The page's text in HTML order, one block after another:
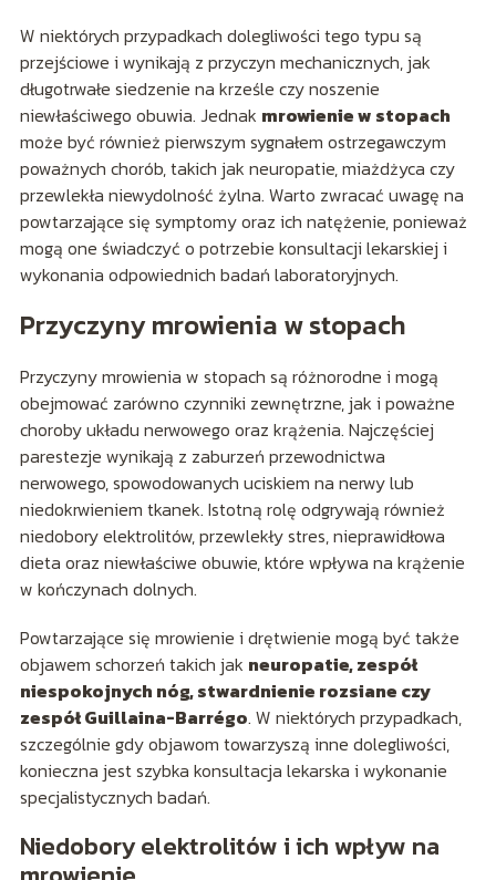
W niektórych przypadkach dolegliwości tego typu są
przejściowe i wynikają z przyczyn mechanicznych, jak
długotrwałe siedzenie na krześle czy noszenie
niewłaściwego obuwia. Jednak mrowienie w stopach
może być również pierwszym sygnałem ostrzegawczym
poważnych chorób, takich jak neuropatie, miażdżyca czy
przewlekła niewydolność żylna. Warto zwracać uwagę na
powtarzające się symptomy oraz ich natężenie, ponieważ
mogą one świadczyć o potrzebie konsultacji lekarskiej i
wykonania odpowiednich badań laboratoryjnych.
Przyczyny mrowienia w stopach
Przyczyny mrowienia w stopach są różnorodne i mogą
obejmować zarówno czynniki zewnętrzne, jak i poważne
choroby układu nerwowego oraz krążenia. Najczęściej
parestezje wynikają z zaburzeń przewodnictwa
nerwowego, spowodowanych uciskiem na nerwy lub
niedokrwieniem tkanek. Istotną rolę odgrywają również
niedobory elektrolitów, przewlekły stres, nieprawidłowa
dieta oraz niewłaściwe obuwie, które wpływa na krążenie
w kończynach dolnych.
Powtarzające się mrowienie i drętwienie mogą być także
objawem schorzeń takich jak neuropatie, zespół
niespokojnych nóg, stwardnienie rozsiane czy
zespół Guillaina-Barrégo. W niektórych przypadkach,
szczególnie gdy objawom towarzyszą inne dolegliwości,
konieczna jest szybka konsultacja lekarska i wykonanie
specjalistycznych badań.
Niedobory elektrolitów i ich wpływ na